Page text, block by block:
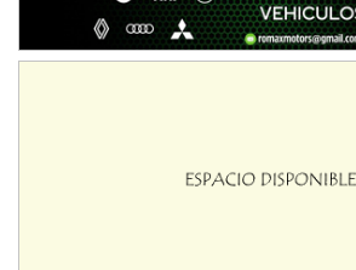
Victoria (Entre Ríos)
PATAGONICO - F6